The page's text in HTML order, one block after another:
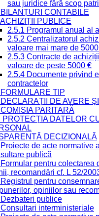
sau juridice fără scop
CONTABILE
PUBLICE
2.5.1 Programul anual al
2.5.2 Centralizatorul
valoare mai mare de
2.5.3 Contracte de
valoare de peste 5000 €
2.5.4 Documente privind
contractelor
TIP
DE AVERE
PARITARĂ
PROTECȚIA DATELOR
DECIZIONALĂ
de acte normative
publică
pentru colectarea
recomandări cf. L 52/
pentru
opiniilor sau
publice
interministeriale